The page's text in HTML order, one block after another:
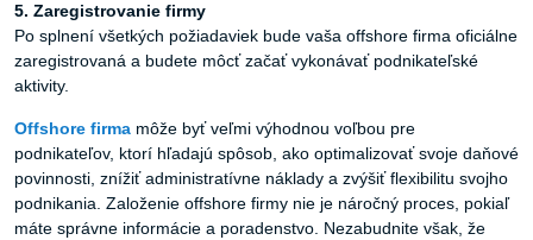
5. Zaregistrovanie firmy
Po splnení všetkých požiadaviek bude vaša offshore firma oficiálne
zaregistrovaná a budete môcť začať vykonávať podnikateľské
aktivity.
Offshore firma môže byť veľmi výhodnou voľbou pre
podnikateľov, ktorí hľadajú spôsob, ako optimalizovať svoje daňové
povinnosti, znížiť administratívne náklady a zvýšiť flexibilitu svojho
podnikania. Založenie offshore firmy nie je náročný proces, pokiaľ
máte správne informácie a poradenstvo. Nezabudnite však, že